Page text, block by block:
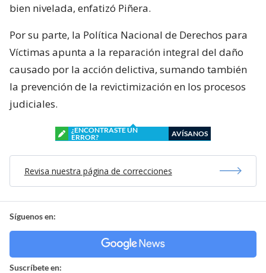
bien nivelada, enfatizó Piñera.
Por su parte, la Política Nacional de Derechos para
Víctimas apunta a la reparación integral del daño
causado por la acción delictiva, sumando también
la prevención de la revictimización en los procesos
judiciales.
¿ENCONTRASTE UN
ERROR?
AVÍSANOS
Revisa nuestra página de correcciones
Síguenos en:
Suscríbete en: